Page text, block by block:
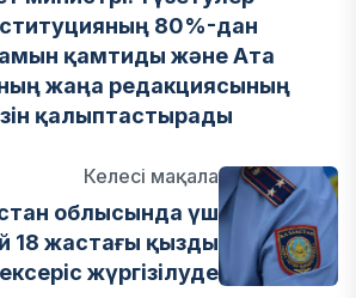
80%-дан
қамтиды және Ата
жаңа редакциясының
қалыптастырады
Келесі мақала
облысында үш
18 жастағы қызды
жүргізілуде